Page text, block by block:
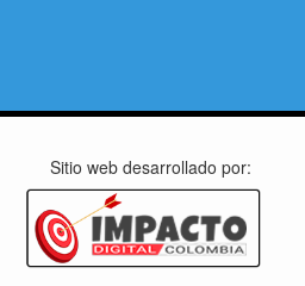
Sitio web desarrollado por: